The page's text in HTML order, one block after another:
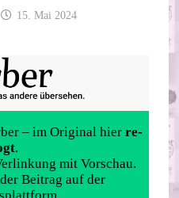
15. Mai 2024
– im Original hier re-
.
mit Vorschau.
Beitrag auf der